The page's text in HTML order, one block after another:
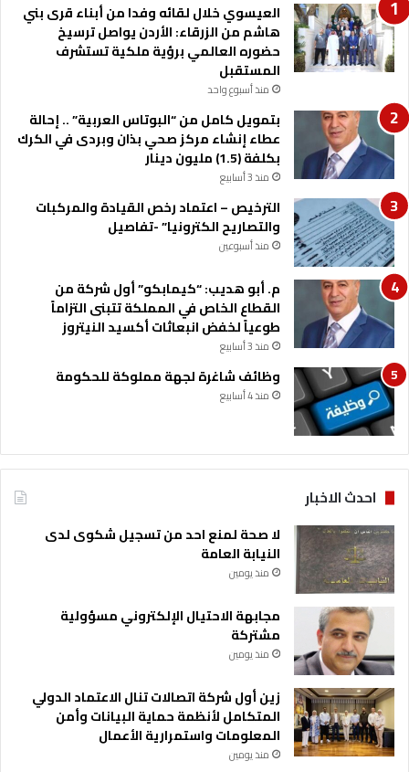
العيسوي خلال لقائه وفدا من أبناء قرى بني
هاشم من الزرقاء: الأردن يواصل ترسيخ
حضوره العالمي برؤية ملكية تستشرف
المستقبل
منذ أسبوع واحد
بتمويل كامل من “البوتاس العربية” .. إحالة
عطاء إنشاء مركز صحي بذان وبردى في الكرك
بكلفة (1.5) مليون دينار
منذ 3 أسابيع
الترخيص – اعتماد رخص القيادة والمركبات
والتصاريح الكترونيا” -تفاصيل
منذ أسبوعين
م. أبو هديب: “كيمابكو” أول شركة من
القطاع الخاص في المملكة تتبنى التزاماً
طوعياً لخفض انبعاثات أكسيد النيتروز
منذ 3 أسابيع
وظائف شاغرة لجهة مملوكة للحكومة
منذ 4 أسابيع
احدث الاخبار
لا صحة لمنع احد من تسجيل شكوى لدى
النيابة العامة
منذ يومين
مجابهة الاحتيال الإلكتروني مسؤولية
مشتركة
منذ يومين
زين أول شركة اتصالات تنال الاعتماد الدولي
المتكامل لأنظمة حماية البيانات وأمن
المعلومات واستمرارية الأعمال
منذ يومين